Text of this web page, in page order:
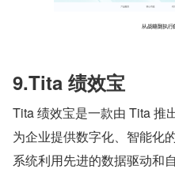
9.Tita 绩效宝
Tita 绩效宝是一款由 Tita 推
为企业提供数字化、智能化
系统利用先进的数据驱动和